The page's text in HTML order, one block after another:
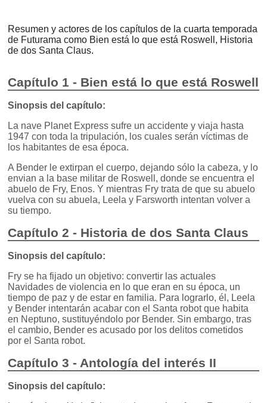
Resumen y actores de los capítulos de la cuarta temporada
de Futurama como Bien está lo que está Roswell, Historia
de dos Santa Claus.
Capítulo 1 - Bien está lo que está Roswell
Sinopsis del capítulo:
La nave Planet Express sufre un accidente y viaja hasta
1947 con toda la tripulación, los cuales serán víctimas de
los habitantes de esa época.
A Bender le extirpan el cuerpo, dejando sólo la cabeza, y lo
envian a la base militar de Roswell, donde se encuentra el
abuelo de Fry, Enos. Y mientras Fry trata de que su abuelo
vuelva con su abuela, Leela y Farsworth intentan volver a
su tiempo.
Capítulo 2 - Historia de dos Santa Claus
Sinopsis del capítulo:
Fry se ha fijado un objetivo: convertir las actuales
Navidades de violencia en lo que eran en su época, un
tiempo de paz y de estar en familia. Para lograrlo, él, Leela
y Bender intentarán acabar con el Santa robot que habita
en Neptuno, sustituyéndolo por Bender. Sin embargo, tras
el cambio, Bender es acusado por los delitos cometidos
por el Santa robot.
Capítulo 3 - Antología del interés II
Sinopsis del capítulo: